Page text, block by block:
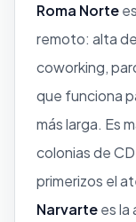
Roma Norte
remoto: alta
coworking,
que funciona
más larga. Es
colonias de
primerizos el
Narvartees la